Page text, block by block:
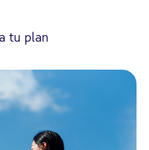
tu plan